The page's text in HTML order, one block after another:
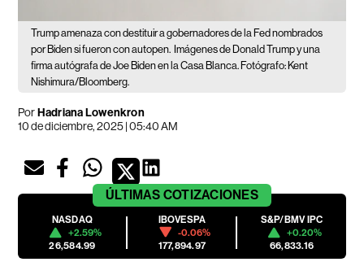
Trump amenaza con destituir a gobernadores de la Fed nombrados
por Biden si fueron con autopen. Imágenes de Donald Trump y una
firma autógrafa de Joe Biden en la Casa Blanca. Fotógrafo: Kent
Nishimura/Bloomberg.
PorHadriana Lowenkron
10 de diciembre, 2025 | 05:40 AM
ÚLTIMAS COTIZACIONES
NASDAQ
+2.59%
26,584.99
IBOVESPA
-0.06%
177,894.97
S&P/BMV IPC
+0.20%
66,833.16